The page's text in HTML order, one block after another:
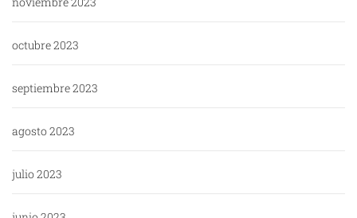
octubre 2023
septiembre 2023
agosto 2023
julio 2023